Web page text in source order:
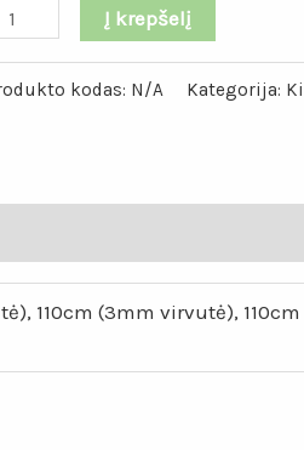
Į krepšelį
kodas: N/A Kategorija:
110cm (3mm virvutė),